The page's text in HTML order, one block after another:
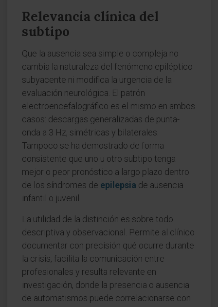
Relevancia clínica del
subtipo
Que la ausencia sea simple o compleja no
cambia la naturaleza del fenómeno epiléptico
subyacente ni modifica la urgencia de la
evaluación neurológica. El patrón
electroencefalográfico es el mismo en ambos
casos: descargas generalizadas de punta-
onda a 3 Hz, simétricas y bilaterales.
Tampoco se ha demostrado de forma
consistente que uno u otro subtipo tenga
mejor o peor pronóstico a largo plazo dentro
de los síndromes de epilepsia de ausencia
infantil o juvenil.
La utilidad de la distinción es sobre todo
descriptiva y observacional. Permite al clínico
documentar con precisión qué ocurre durante
la crisis, facilita la comunicación entre
profesionales y resulta relevante en
investigación, donde la presencia o ausencia
de automatismos puede correlacionarse con